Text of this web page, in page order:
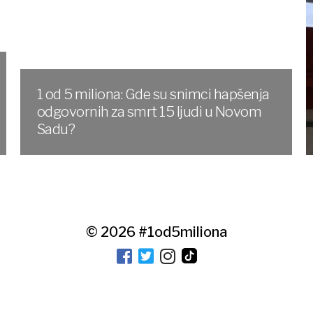
1 od 5 miliona: Gde su snimci hapšenja
odgovornih za smrt 15 ljudi u Novom
Sadu?
© 2026 #1od5miliona